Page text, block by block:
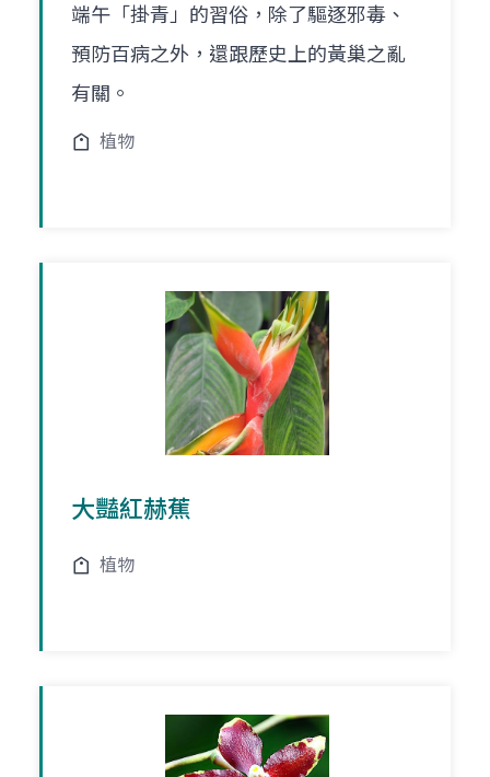
端午「掛青」的習俗，除了驅逐邪毒、
預防百病之外，還跟歷史上的黃巢之亂
有關。
植物
大豔紅赫蕉
植物